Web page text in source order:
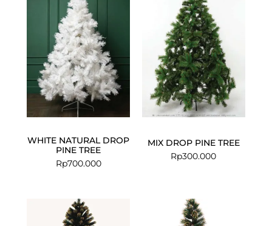
WHITE NATURAL DROP
PINE TREE
Rp700.000
MIX DROP PINE TREE
Rp300.000